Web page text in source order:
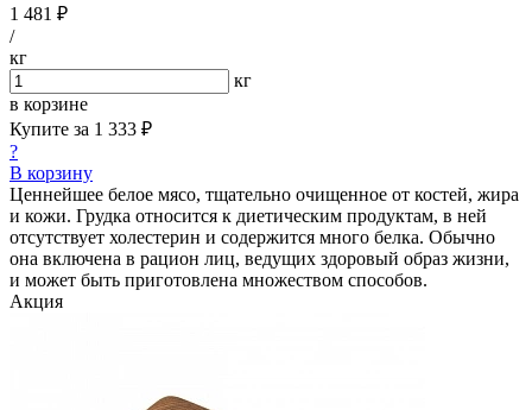
1 481 ₽
/
кг
кг
в корзине
Купите за 1 333 ₽
?
В корзину
Ценнейшее белое мясо, тщательно очищенное от костей, жира
и кожи. Грудка относится к диетическим продуктам, в ней
отсутствует холестерин и содержится много белка. Обычно
она включена в рацион лиц, ведущих здоровый образ жизни,
и может быть приготовлена множеством способов.
Акция